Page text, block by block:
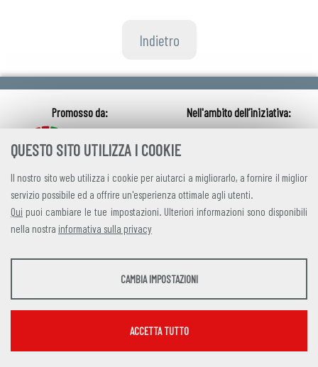
QUESTO SITO UTILIZZA I COOKIE
Il nostro sito web utilizza i cookie per aiutarci a migliorarlo, a fornire il miglior
servizio possibile ed a offrire un'esperienza ottimale agli utenti.
Qui puoi cambiare le tue impostazioni. Ulteriori informazioni sono disponibili
nella nostra informativa sulla privacy
STATISTICHE
Google Analytics
CAMBIA IMPOSTAZIONI
ACCETTA TUTTO
Indietro
credits|privacy|contatti
Alleanza Italiana per lo Sviluppo Sostenibile
Via Farini 17, 00185 Roma C.F. 97893090585 P.IVA 14610671001